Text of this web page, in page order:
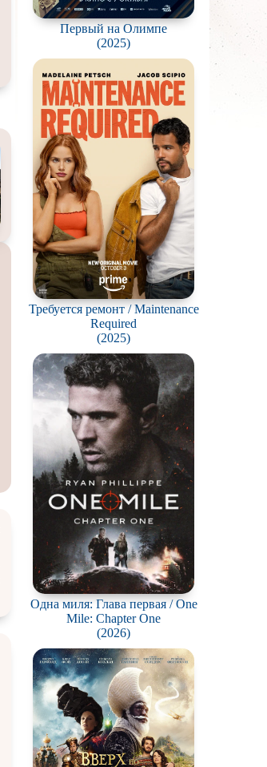
Первый на Олимпе
(2025)
Требуется ремонт / Maintenance
Required
(2025)
Одна миля: Глава первая / One
Mile: Chapter One
(2026)